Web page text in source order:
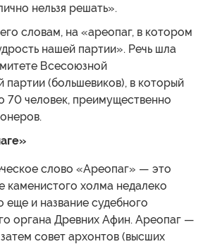
нельзя решать».
словам, на «ареопаг, в котором
нашей партии». Речь шла
Всесоюзной
партии (большевиков), в который
70 человек, преимущественно
слово «Ареопаг» — это
каменистого холма недалеко
и название судебного
органа Древних Афин. Ареопаг —
совет архонтов (высших